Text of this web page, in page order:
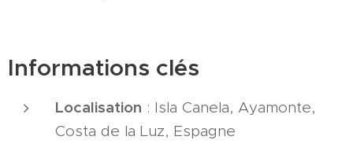
Informations clés
Localisation : Isla Canela, Ayamonte,
Costa de la Luz, Espagne